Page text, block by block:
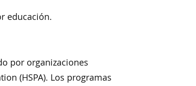
educación.
por organizaciones
(HSPA). Los programas